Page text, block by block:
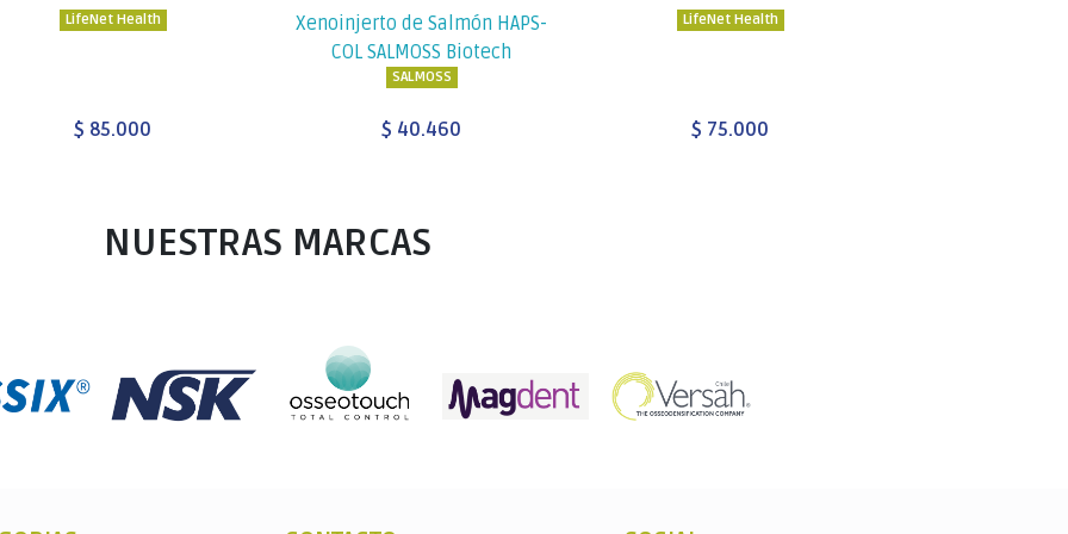
LifeNet Health
$ 85.000
Xenoinjerto de Salmón HAPS-
COL SALMOSS Biotech
SALMOSS
$ 40.460
LifeNet Health
$ 75.000
NUESTRAS MARCAS